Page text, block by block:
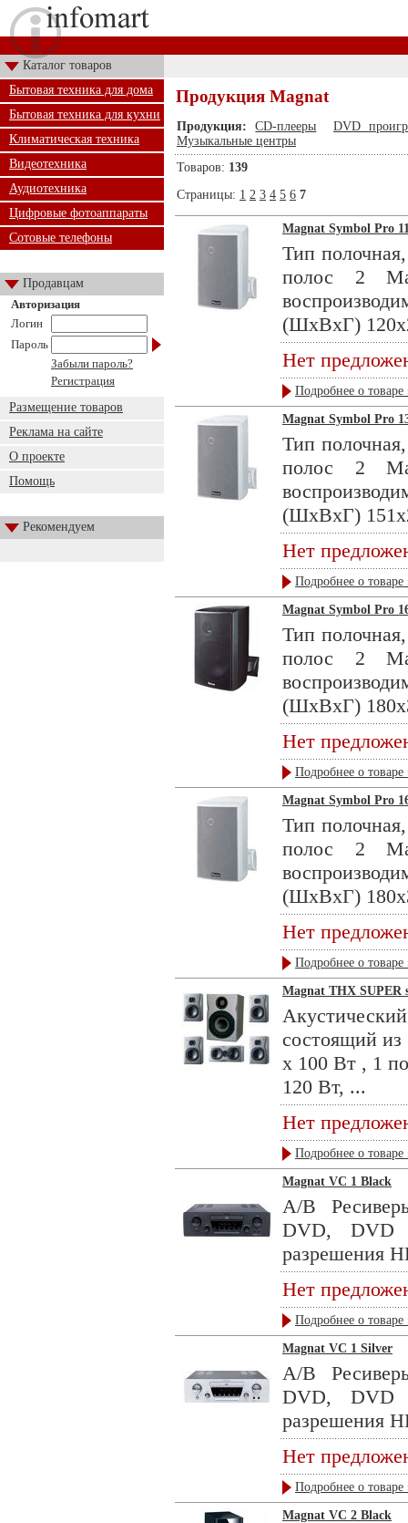
Каталог товаров
Бытовая техника для дома
Бытовая техника для кухни
Климатическая техника
Видеотехника
Аудиотехника
Цифровые фотоаппараты
Сотовые телефоны
Продавцам
Авторизация
Логин
Пароль
Забыли пароль?
Регистрация
Размещение товаров
Реклама на сайте
О проекте
Помощь
Рекомендуем
Продукция Magnat
Продукция: CD-плееры
DVD
Музыкальные центры
Товаров: 139
Страницы: 1 2 3 4 5 6 7
Magnat Symbol Pro
Тип
полос 2
(ШхВхГ)
Нет
Подробнее о товаре
Magnat Symbol Pro
Тип
полос 2
(ШхВхГ)
Нет
Подробнее о товаре
Magnat Symbol Pro
Тип
полос 2
(ШхВхГ)
Нет
Подробнее о товаре
Magnat Symbol Pro
Тип
полос 2
(ШхВхГ)
Нет
Подробнее о товаре
Magnat THX SUPER
состоящий
х 100 Вт , 1
120 Вт, ...
Нет
Подробнее о товаре
Magnat VC 1 Black
А/В
DVD, DVD
разрешения
Нет
Подробнее о товаре
Magnat VC 1 Silver
А/В
DVD, DVD
разрешения
Нет
Подробнее о товаре
Magnat VC 2 Black